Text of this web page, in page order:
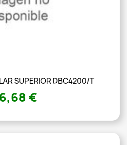
SUPERIOR DBC4200/T
6,68 €